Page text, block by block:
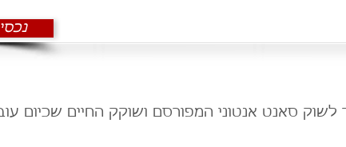
סאנט אנטוני המפורסם ושוקק החיים שכיום